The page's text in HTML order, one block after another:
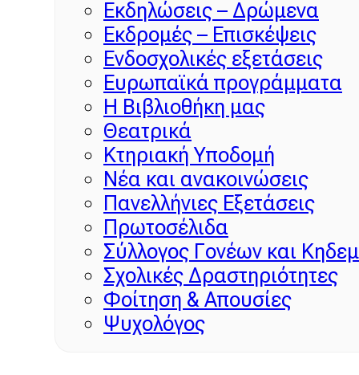
Εκδηλώσεις – Δρώμενα
Εκδρομές – Επισκέψεις
Ενδοσχολικές εξετάσεις
Ευρωπαϊκά προγράμματα
Η Βιβλιοθήκη μας
Θεατρικά
Κτηριακή Υποδομή
Νέα και ανακοινώσεις
Πανελλήνιες Εξετάσεις
Πρωτοσέλιδα
Σύλλογος Γονέων και
Σχολικές Δραστηριότητες
Φοίτηση & Απουσίες
Ψυχολόγος